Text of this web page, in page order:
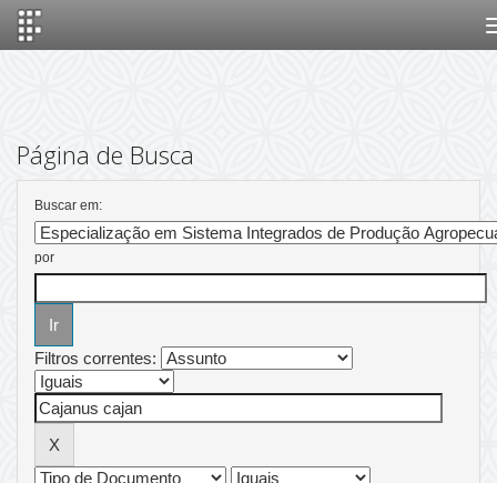
Página de Busca
Buscar em:
por
Filtros correntes: